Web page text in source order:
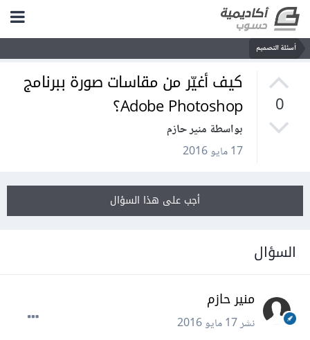
أسئلة التصميم
0
كيف أغيّر من مقاسات صورة ببرنامج
Adobe Photoshop؟
بواسطة منير حازم
17 مايو 2016
أجب على هذا السؤال
السؤال
منير حازم
نشر17 مايو 2016